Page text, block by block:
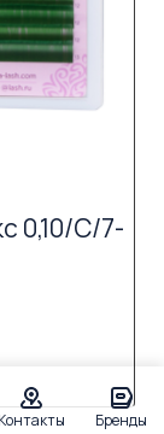
0,10/C/7-
Контакты Бренды